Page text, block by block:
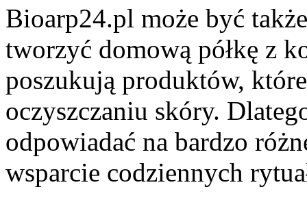
Bioarp24.pl może być
tworzyć domową półkę z
poszukują produktów,
oczyszczaniu skóry.
odpowiadać na bardzo
wsparcie codziennych